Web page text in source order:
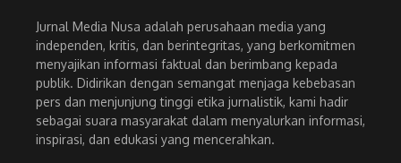
Jurnal Media Nusa adalah perusahaan media yang
independen, kritis, dan berintegritas, yang berkomitmen
menyajikan informasi faktual dan berimbang kepada
publik. Didirikan dengan semangat menjaga kebebasan
pers dan menjunjung tinggi etika jurnalistik, kami hadir
sebagai suara masyarakat dalam menyalurkan informasi,
inspirasi, dan edukasi yang mencerahkan.